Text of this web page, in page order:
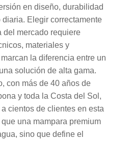
en diseño, durabilidad
Elegir correctamente
del mercado requiere
materiales y
la diferencia entre un
solución de alta gama.
con más de 40 años de
y toda la Costa del Sol,
cientos de clientes en esta
una mampara premium
sino que define el